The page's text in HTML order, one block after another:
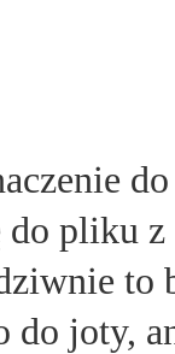
do pliku
to
do joty,